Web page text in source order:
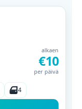
alkaen
€10
per päivä
4